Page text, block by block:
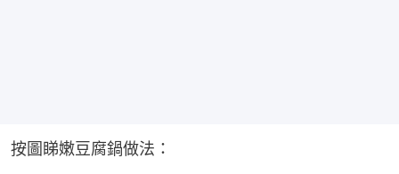
按圖睇嫩豆腐鍋做法：